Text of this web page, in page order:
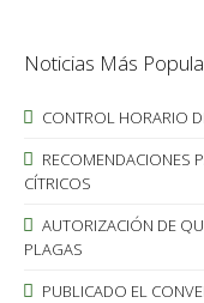
Noticias Más
CONTROL HORARIO
RECOMENDACIONES
CÍTRICOS
AUTORIZACIÓN DE
PLAGAS
PUBLICADO EL